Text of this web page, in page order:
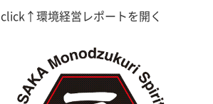
click↑環境経営レポートを開く